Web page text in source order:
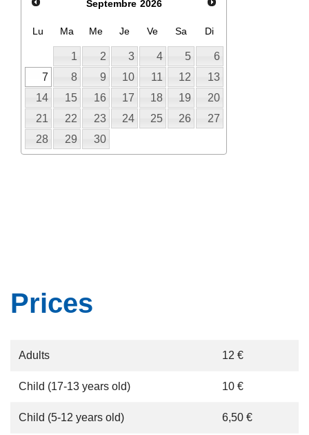
Septembre 2026
Lu Ma Me Je Ve Sa Di
1 2 3 4 5
6
7
8 9 10 11 12
13
14
15 16 17 18 19
20
21
22 23 24 25 26
27
28
29 30
Prices
Adults 12 €
Child (17-13 years old) 10 €
Child (5-12 years old) 6,50 €